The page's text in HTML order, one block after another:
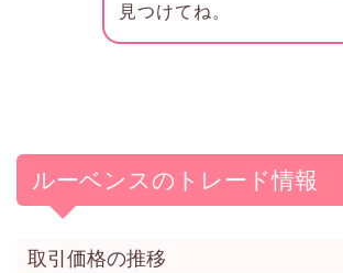
見つけてね。
ルーベンスのトレード情報
取引価格の推移